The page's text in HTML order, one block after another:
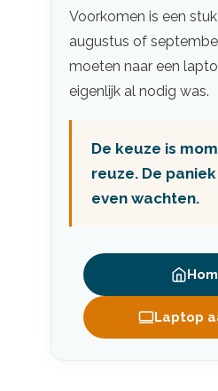
Voorkomen is een
augustus of
moeten naar een
eigenlijk al nodig was.
De keuze is
reuze. De
even wachten.
Laptop